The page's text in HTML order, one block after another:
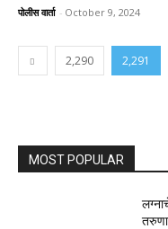
पोलीस वार्ता - October 9, 2024
2,290 2,291
MOST POPULAR